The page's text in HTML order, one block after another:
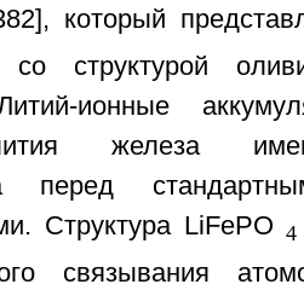
который
со структурой
ионные
железа
перед
Структура LiFePO 4
связывания